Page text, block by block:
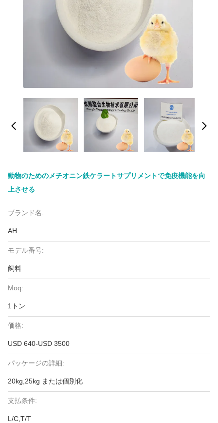
動物のためのメチオニン鉄ケラートサプリメントで免疫機能を向
上させる
ブランド名:
AH
モデル番号:
飼料
Moq:
1トン
価格:
USD 640-USD 3500
パッケージの詳細:
20kg,25kg または個別化
支払条件:
L/C,T/T